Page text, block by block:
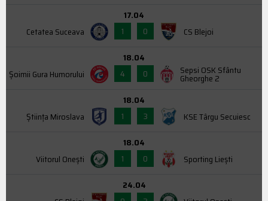
Cetatea Suceava
17.04
1
0 CS Blejoi
Şoimii Gura Humorului
18.04
4
0 Sepsi OSK Sfântu
Gheorghe 2
Știința Miroslava
18.04
1
3 KSE Târgu Secuiesc
Viitorul Onești
18.04
1
0 Sporting Liești
24.04